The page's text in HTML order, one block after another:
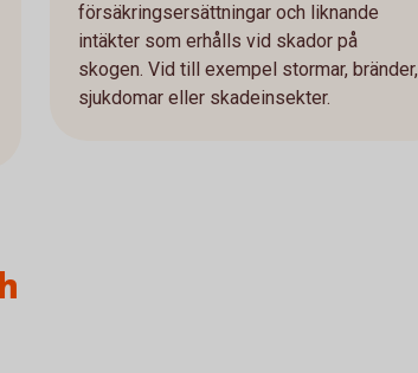
försäkringsersättningar och liknande
intäkter som erhålls vid skador på
skogen. Vid till exempel stormar, bränder,
sjukdomar eller skadeinsekter.